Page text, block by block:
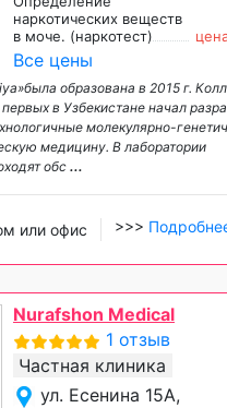
наркотических веществ
в моче. (наркотест)
Все цены
образована в 2015 г.
в Узбекистане начал
молекулярно-
медицину. В лаборатории
обс ...
или офис >>>
Nurafshon Medical
1 отзыв
Частная клиника
ул. Есенина 15А,